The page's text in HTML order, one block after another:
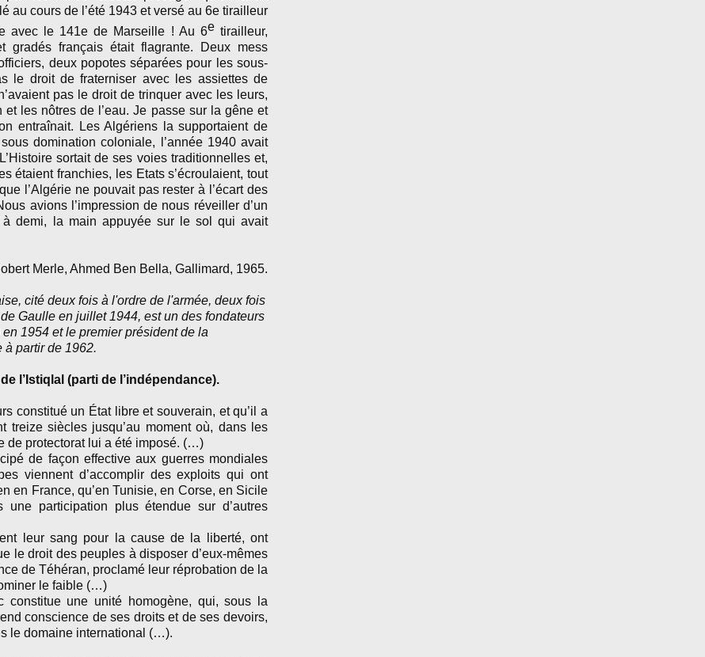
au cours de l’été 1943 et versé au 6e tirailleur
avec le 141e de Marseille ! Au 6etirailleur,
gradés français était flagrante. Deux mess
deux popotes séparées pour les sous-
le droit de fraterniser avec les assiettes de
pas le droit de trinquer avec les leurs,
les nôtres de l’eau. Je passe sur la gêne et
entraînait. Les Algériens la supportaient de
domination coloniale, l’année 1940 avait
sortait de ses voies traditionnelles et,
étaient franchies, les Etats s’écroulaient, tout
l’Algérie ne pouvait pas rester à l’écart des
avions l’impression de nous réveiller d’un
à demi, la main appuyée sur le sol qui avait
Merle, Ahmed Ben Bella, Gallimard, 1965.
cité deux fois à l'ordre de l'armée, deux fois
Gaulle en juillet 1944, est un des fondateurs
1954 et le premier président de la
partir de 1962.
l’Istiqlal (parti de l’indépendance).
constitué un État libre et souverain, et qu’il a
treize siècles jusqu’au moment où, dans les
de protectorat lui a été imposé. (…)
de façon effective aux guerres mondiales
viennent d’accomplir des exploits qui ont
en France, qu’en Tunisie, en Corse, en Sicile
une participation plus étendue sur d’autres
leur sang pour la cause de la liberté, ont
le droit des peuples à disposer d’eux-mêmes
de Téhéran, proclamé leur réprobation de la
le faible (…)
constitue une unité homogène, qui, sous la
conscience de ses droits et de ses devoirs,
le domaine international (…).